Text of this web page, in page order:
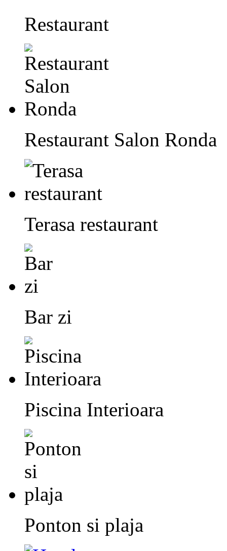
Restaurant
Restaurant Salon Ronda
Terasa restaurant
Bar zi
Piscina Interioara
Ponton si plaja